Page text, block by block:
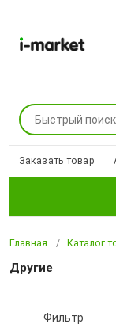
Заказать товар
Главная Каталог
Другие
Фильтр